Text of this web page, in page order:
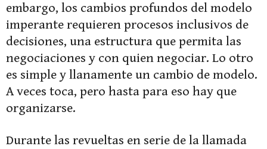
embargo, los cambios profundos del modelo
imperante requieren procesos inclusivos de
decisiones, una estructura que permita las
negociaciones y con quien negociar. Lo otro
es simple y llanamente un cambio de modelo.
A veces toca, pero hasta para eso hay que
organizarse.
Durante las revueltas en serie de la llamada